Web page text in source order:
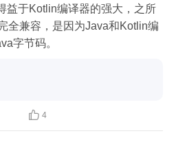
益于Kotlin编译器的强大，之所
全兼容，是因为Java和Kotlin编
字节码。
 4